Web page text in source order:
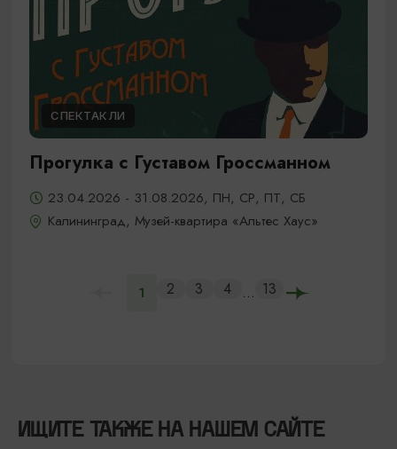
СПЕКТАКЛИ
Прогулка с Густавом Гроссманном
23.04.2026 - 31.08.2026, ПН, СР, ПТ, СБ
Калининград, Музей-квартира «Альтес Хаус»
1 2 3 4 ... 13
ИЩИТЕ ТАКЖЕ НА НАШЕМ САЙТЕ